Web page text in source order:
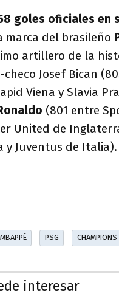
goles oficiales en
marca del brasileño
artillero de la
Josef Bican
Viena y Slavia
(801 entre
United de
y Juventus de Italia).
PSG CHAMPIONS
interesar